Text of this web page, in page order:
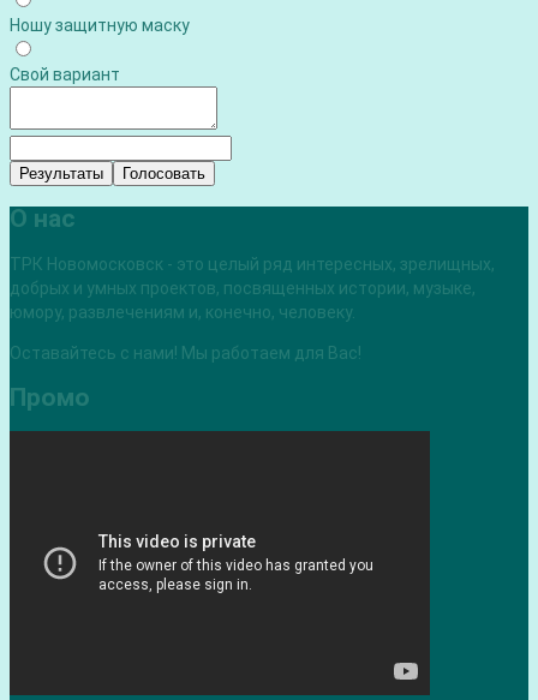
Ношу защитную маску
Свой вариант
Результаты Голосовать
О нас
ТРК Новомосковск - это целый ряд интересных, зрелищных,
добрых и умных проектов, посвященных истории, музыке,
юмору, развлечениям и, конечно, человеку.
Оставайтесь с нами! Мы работаем для Вас!
Промо